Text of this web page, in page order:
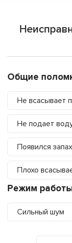
Общие
Не всасывает
Не подает
Появился
Плохо
Режим
Сильный шум